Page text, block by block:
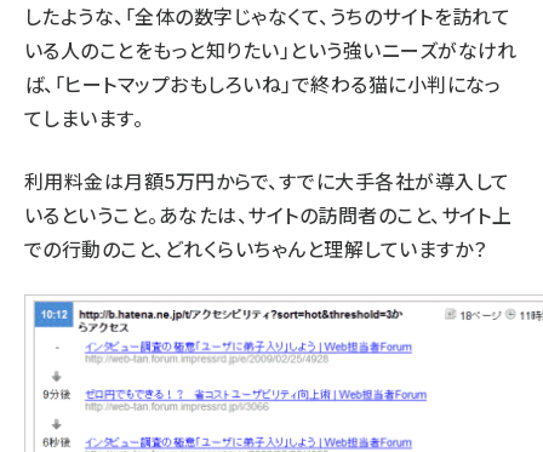
したような、「全体の数字じゃなくて、うちのサイトを訪れて
いる人のことをもっと知りたい」という強いニーズがなけれ
ば、「ヒートマップおもしろいね」で終わる猫に小判になっ
てしまいます。
利用料金は月額5万円からで、すでに大手各社が導入して
いるということ。あなたは、サイトの訪問者のこと、サイト上
での行動のこと、どれくらいちゃんと理解していますか？